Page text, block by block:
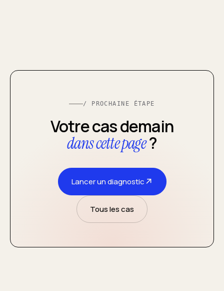
/ PROCHAINE ÉTAPE
Votre cas demain
dans cette page?
Lancer un diagnostic↗
Tous les cas